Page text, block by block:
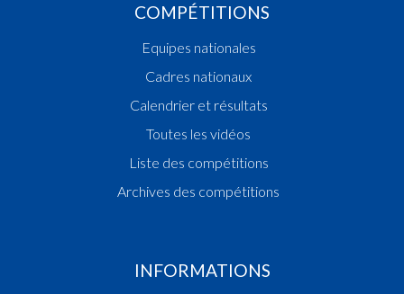
COMPÉTITIONS
Equipes nationales
Cadres nationaux
Calendrier et résultats
Toutes les vidéos
Liste des compétitions
Archives des compétitions
INFORMATIONS